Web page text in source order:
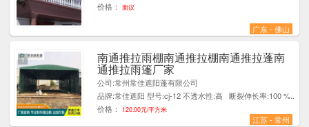
价格：
面议
广东 - 佛山
南通推拉雨棚南通推拉棚南通推拉蓬南
通推拉雨篷厂家
公司:常州常佳遮阳蓬有限公司
品牌:常佳遮阳 型号:cj-12 不透水性:高 断裂伸长率:100 %..
价格：
120.00元/平方米
江苏 - 常州
1